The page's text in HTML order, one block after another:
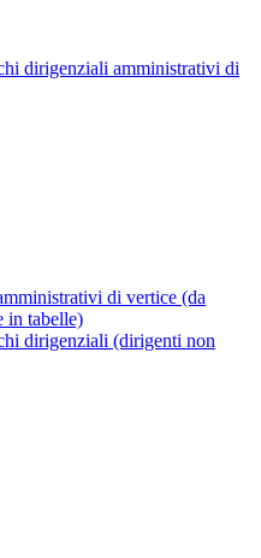
dirigenziali amministrativi di
di vertice (da
in tabelle)
dirigenziali (dirigenti non